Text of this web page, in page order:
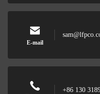
E-mail
+86 130